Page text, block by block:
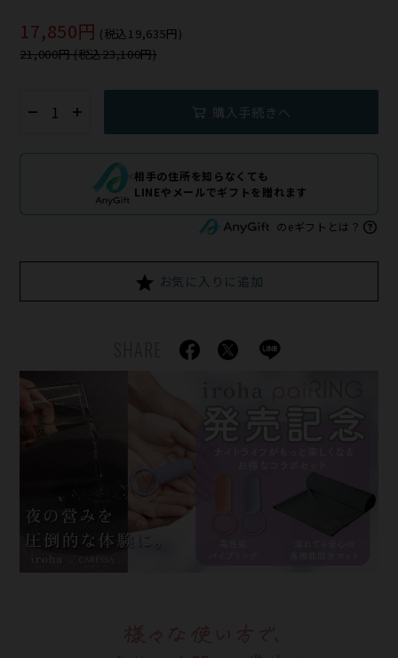
17,850円 (税込19,635円)
21,000円 (税込23,100円)
購入手続きへ
相手の住所を知らなくても
LINEやメールでギフトを贈れます
のeギフトとは？
お気に入りに追加